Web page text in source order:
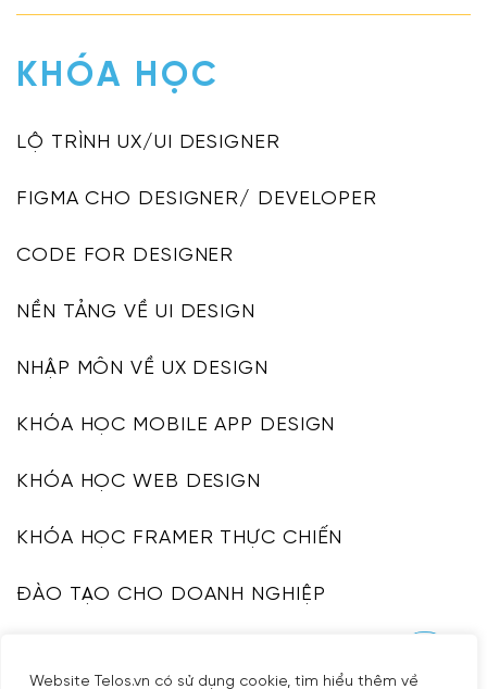
Website Telos.vn có sử dụng cookie, tìm hiểu thêm về
KHÓA HỌC
LỘ TRÌNH UX/UI DESIGNER
FIGMA CHO DESIGNER/ DEVELOPER
CODE FOR DESIGNER
NỀN TẢNG VỀ UI DESIGN
NHẬP MÔN VỀ UX DESIGN
KHÓA HỌC MOBILE APP DESIGN
KHÓA HỌC WEB DESIGN
KHÓA HỌC FRAMER THỰC CHIẾN
ĐÀO TẠO CHO DOANH NGHIỆP